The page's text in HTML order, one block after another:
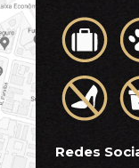
Redes